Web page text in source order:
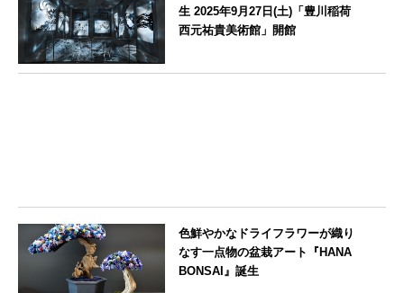
生 2025年9月27日(土)「豊川稲荷
西元祐貴美術館」開館
色鮮やかなドライフラワーが織り
なす一点物の盆栽アート『HANA
BONSAI』誕生